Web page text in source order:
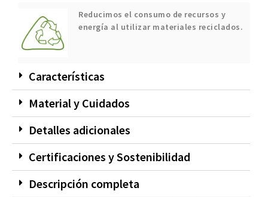
Reducimos el consumo de recursos y
energía al utilizar materiales reciclados.
Características
Material y Cuidados
Detalles adicionales
Certificaciones y Sostenibilidad
Descripción completa